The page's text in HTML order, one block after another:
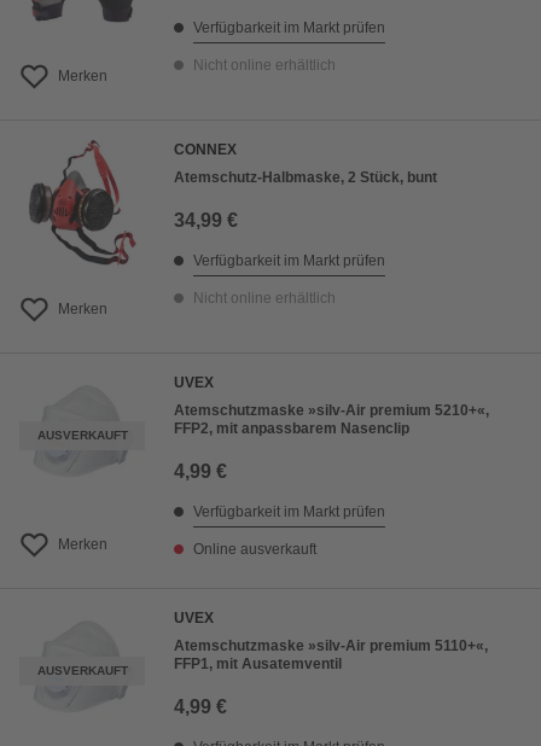
Merken
Verfügbarkeit im Markt prüfen
Nicht online erhältlich
Merken
CONNEX
Atemschutz-Halbmaske, 2 Stück, bunt
34,99 €
Verfügbarkeit im Markt prüfen
Nicht online erhältlich
AUSVERKAUFT
Merken
UVEX
Atemschutzmaske »silv-Air premium 5210+«,
FFP2, mit anpassbarem Nasenclip
4,99 €
Verfügbarkeit im Markt prüfen
Online ausverkauft
AUSVERKAUFT
UVEX
Atemschutzmaske »silv-Air premium 5110+«,
FFP1, mit Ausatemventil
4,99 €